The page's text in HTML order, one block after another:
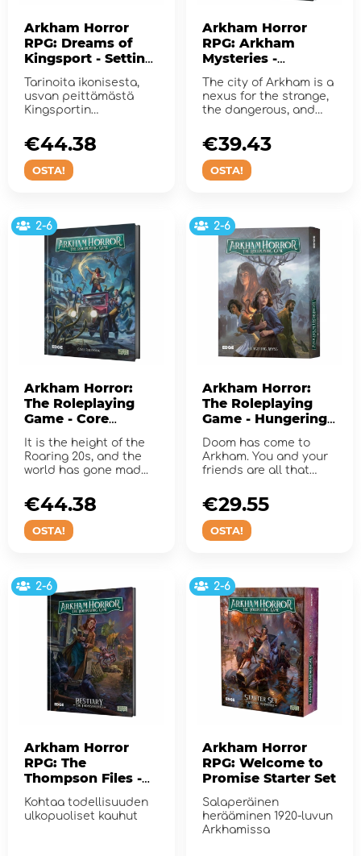
Arkham Horror
RPG: Dreams of
Kingsport - Setting
Guide
Tarinoita ikonisesta,
usvan peittämästä
Kingsportin
Massachus...
OSTA!
€44.38
Arkham Horror
RPG: Arkham
Mysteries -
Adventures
The city of Arkham is a
nexus for the strange,
the dangerous, and
OSTA!
€39.43
2-6
Arkham Horror:
The Roleplaying
Game - Core
It is the height of the
Roaring 20s, and the
world has gone mad...
OSTA!
€44.38
2-6
Arkham Horror:
The Roleplaying
Game - Hungering
Doom has come to
Arkham. You and your
friends are all that
ancie...
OSTA!
€29.55
2-6
Arkham Horror
RPG: The
Thompson Files -
Bestiary
Kohtaa todellisuuden
ulkopuoliset kauhut
2-6
Arkham Horror
RPG: Welcome to
Promise Starter Set
Salaperäinen
herääminen 1920-luvun
Arkhamissa